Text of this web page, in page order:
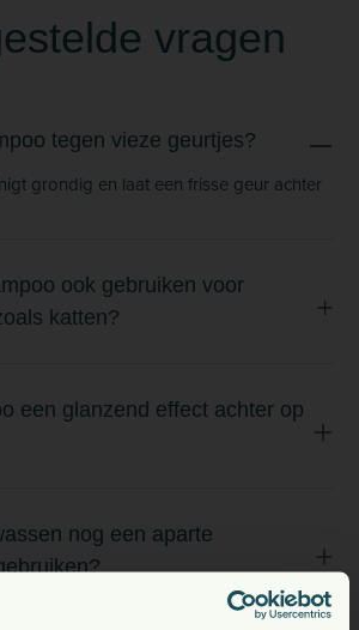
vragen
tegen vieze geurtjes?
grondig en laat een frisse geur achter
ook gebruiken voor
katten?
een glanzend effect achter op
nog een aparte